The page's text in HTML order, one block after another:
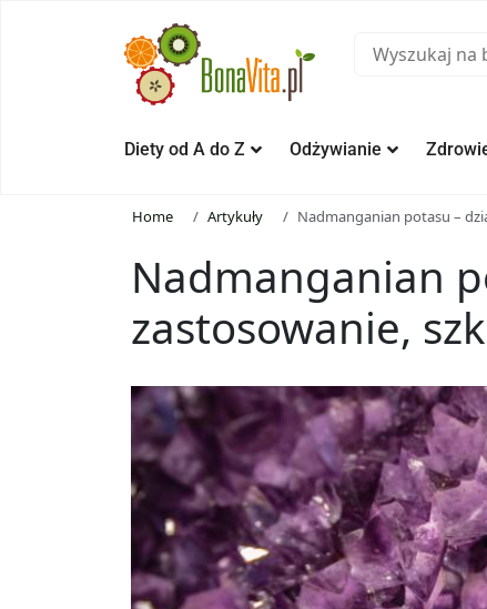
Diety od A do Z Odżywianie
Home Artykuły Nadmanganian potasu –
Nadmanganian
zastosowanie,